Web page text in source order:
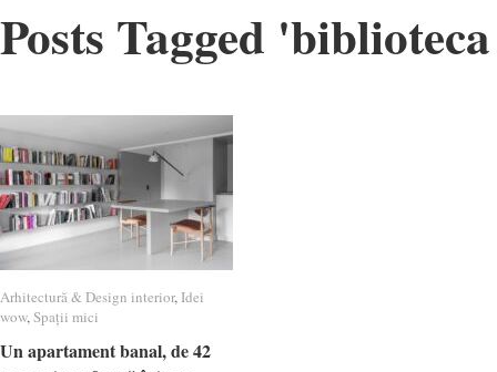
Posts Tagged '
Arhitectură & Design interior, Idei
wow,Spații mici
Un apartament banal, de 42
Arhitectură & Design interior Idei
wow Spații mici
Un apartament banal, de 42